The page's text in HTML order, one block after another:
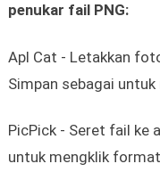
penukar fail PNG:
Apl Cat - Letakkan
Simpan sebagai
PicPick - Seret fail ke
untuk mengklik